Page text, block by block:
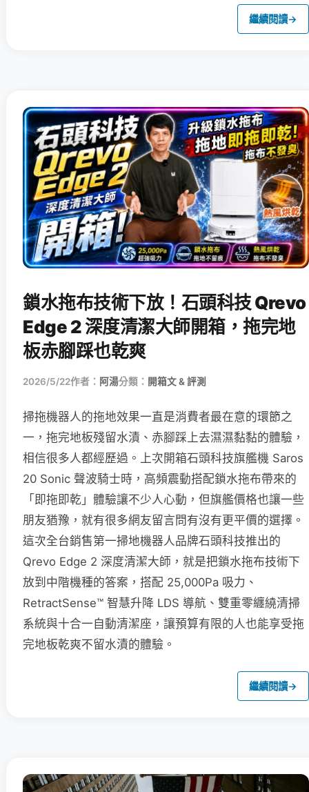
繼續閱讀→
鎖水拖布技術下放！石頭科技 Qrevo
Edge 2 深度清潔大師開箱，拖完地
板赤腳踩也乾爽
2026/5/22作者： 阿湯分類： 開箱文 & 評測
掃拖機器人的拖地效果一直是消費者最在意的環節之
一，拖完地板殘留水漬、赤腳踩上去濕濕黏黏的體驗，
相信很多人都經歷過。上次開箱石頭科技旗艦機 Saros
20 Sonic 聲波騎士時，高頻震動搭配鎖水拖布帶來的
「即拖即乾」體驗讓不少人心動，但旗艦價格也讓一些
朋友猶豫，就有很多網友留言問有沒有更平價的選擇。
這次全台銷售第一掃地機器人品牌石頭科技推出的
Qrevo Edge 2 深度清潔大師，就是把鎖水拖布技術下
放到中階機種的答案，搭配 25,000Pa 吸力、
RetractSense™ 智慧升降 LDS 導航、雙重零纏繞清掃
系統與十合一自動清潔座，讓預算有限的人也能享受拖
完地板乾爽不留水漬的體驗。
繼續閱讀→